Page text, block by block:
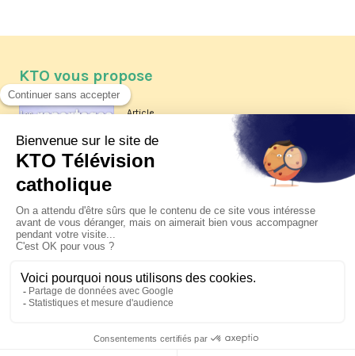
KTO vous propose
Article
Les reportages d'été 2026 de KTO
La visite pastorale du pape Léon
XIV à Assise à suivre sur KTO le
jeudi 6 août
Le pape en Uruguay, Argentine et
Pérou du 6 au 17 novembre 2026